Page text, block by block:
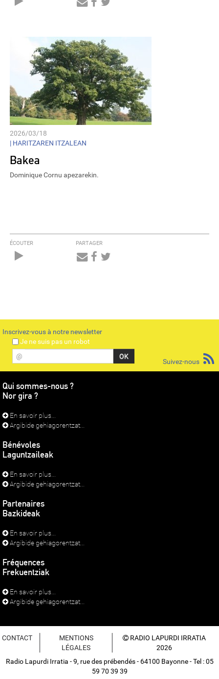
2026/03/18
| HARITZAREN ITZALEAN
Bakea
Dominique Cornu apezarekin.
ÉCOUTER PARTAGER
Inscrivez-vous à notre newsletter
Je ne suis pas un robot
@
Suivez-nous
Qui sommes-nous ?
Nor gira ?
En savoir plus...
Argibide gehiagorentzat...
Bénévoles
Laguntzaileak
En savoir plus...
Argibide gehiagorentzat...
Partenaires
Bazkideak
En savoir plus...
Argibide gehiagorentzat...
Fréquences
Frekuentziak
En savoir plus...
Argibide gehiagorentzat...
CONTACT
MENTIONS
LÉGALES
RADIO LAPURDI IRRATIA
2026
Radio Lapurdi Irratia - 9, rue des prébendés - 64100 Bayonne - Tel : 05
59 70 39 39